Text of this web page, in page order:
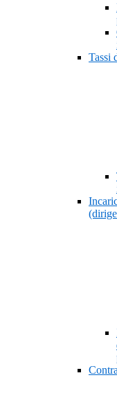
Tassi